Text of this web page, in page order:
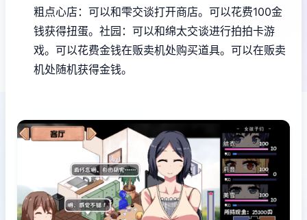
粗点心店：可以和雫交谈打开商店。可以花费100金
钱获得扭蛋。 社园：可以和绵太交谈进行拍拍卡游
戏。可以花费金钱在贩卖机处购买道具。可以在贩卖
机处随机获得金钱。